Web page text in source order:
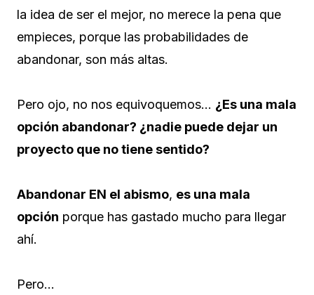
la idea de ser el mejor, no merece la pena que
empieces, porque las probabilidades de
abandonar, son más altas.
Pero ojo, no nos equivoquemos… ¿Es una mala
opción abandonar? ¿nadie puede dejar un
proyecto que no tiene sentido?
Abandonar EN el abismo, es una mala
opción porque has gastado mucho para llegar
ahí.
Pero…